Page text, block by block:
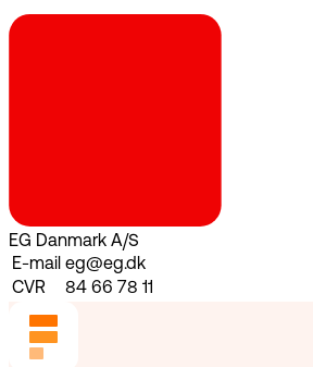
EG Danmark A/S
E-mail eg@eg.dk
CVR
84 66 78 11